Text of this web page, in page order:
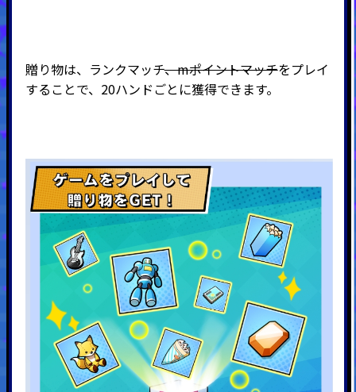
贈り物は、ランクマッチ、mポイントマッチをプレイ
することで、20ハンドごとに獲得できます。